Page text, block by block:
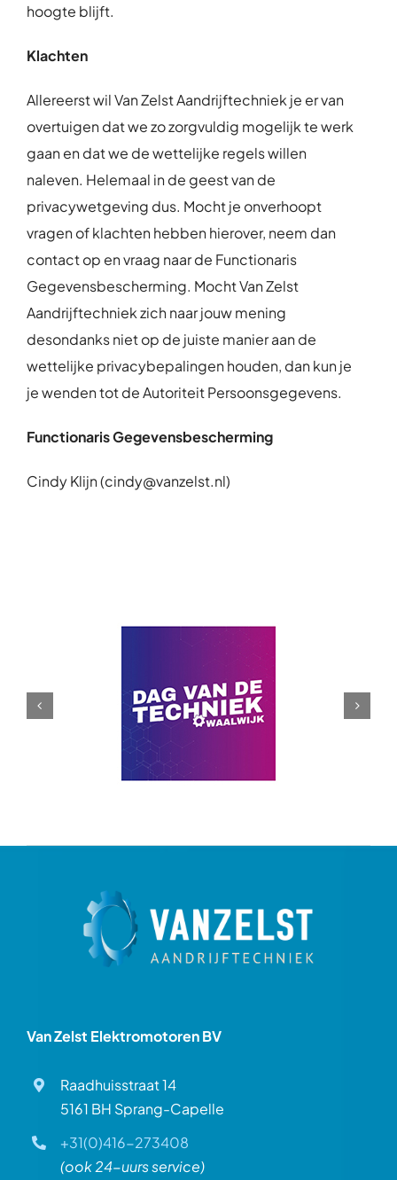
hoogte blijft.
Klachten
Allereerst wil Van Zelst Aandrijftechniek je er van
overtuigen dat we zo zorgvuldig mogelijk te werk
gaan en dat we de wettelijke regels willen
naleven. Helemaal in de geest van de
privacywetgeving dus. Mocht je onverhoopt
vragen of klachten hebben hierover, neem dan
contact op en vraag naar de Functionaris
Gegevensbescherming. Mocht Van Zelst
Aandrijftechniek zich naar jouw mening
desondanks niet op de juiste manier aan de
wettelijke privacybepalingen houden, dan kun je
je wenden tot de Autoriteit Persoonsgegevens.
Functionaris Gegevensbescherming
Cindy Klijn (cindy@vanzelst.nl)
Van Zelst Elektromotoren BV
Raadhuisstraat 14
5161 BH Sprang-Capelle
+31(0)416-273408
(ook 24-uurs service)